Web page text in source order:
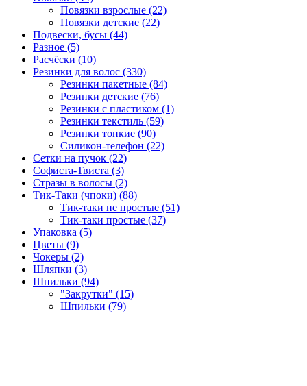
Повязки взрослые (22)
Повязки детские (22)
Подвески, бусы (44)
Разное (5)
Расчёски (10)
Резинки для волос (330)
Резинки пакетные (84)
Резинки детские (76)
Резинки с пластиком (1)
Резинки текстиль (59)
Резинки тонкие (90)
Силикон-телефон (22)
Сетки на пучок (22)
Софиста-Твиста (3)
Стразы в волосы (2)
Тик-Таки (чпоки) (88)
Тик-таки не простые (51)
Тик-таки простые (37)
Упаковка (5)
Цветы (9)
Чокеры (2)
Шляпки (3)
Шпильки (94)
"Закрутки" (15)
Шпильки (79)